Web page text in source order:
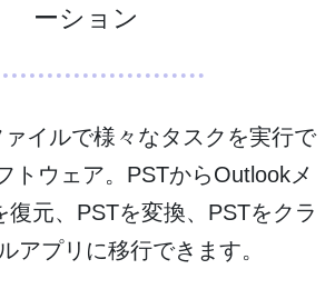
ーション
イルで様々なタスクを実行で
トウェア。PSTからOutlookメ
復元、PSTを変換、PSTをクラ
アプリに移行できます。